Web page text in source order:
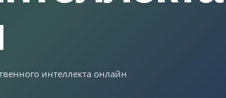
интеллекта онлайн